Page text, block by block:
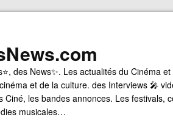
des News✨. Les actualités du Cinéma
et de la culture. des Interviews 🎤
Ciné, les bandes annonces. Les festivals,
musicales…